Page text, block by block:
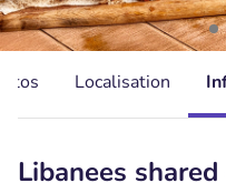
Localisation
Libanees